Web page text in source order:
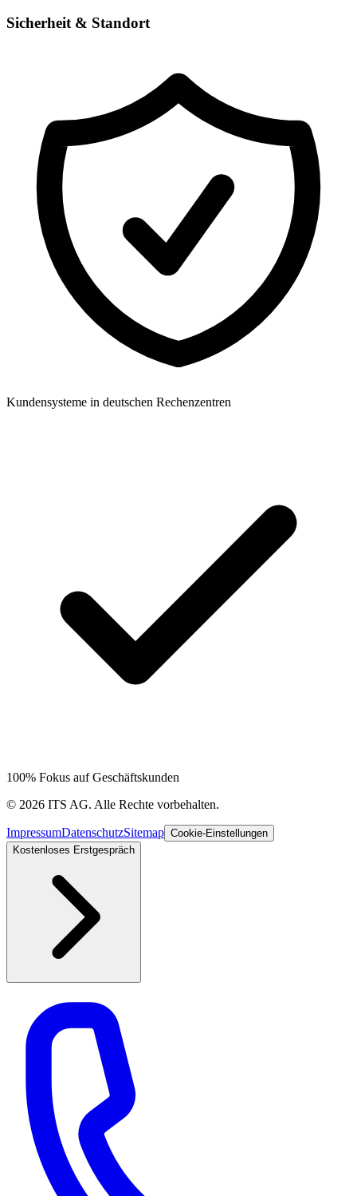
Sicherheit & Standort
Kundensysteme in deutschen Rechenzentren
100% Fokus auf Geschäftskunden
© 2026 ITS AG. Alle Rechte vorbehalten.
ImpressumDatenschutzSitemap Cookie-Einstellungen
Kostenloses Erstgespräch